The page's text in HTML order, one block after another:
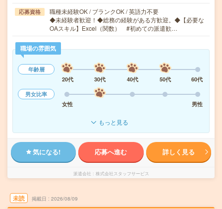
応募資格
職種未経験OK / ブランクOK / 英語力不要
◆未経験者歓迎！◆総務の経験がある方歓迎。◆【必要な
OAスキル】Excel（関数） #初めての派遣歓…
職場の雰囲気
年齢層
20代
30代 40代 50代
60代
男女比率
女性
男性
もっと見る
気になる! 応募へ進む 詳しく見る
派遣会社 株式会社スタッフサービス
未読 掲載日 2026/08/09